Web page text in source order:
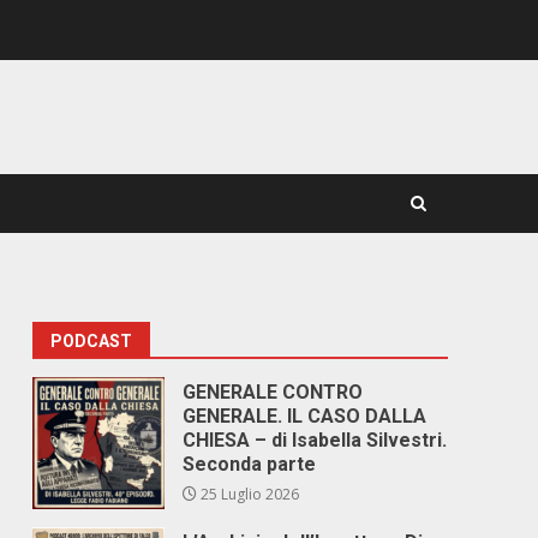
PODCAST
GENERALE CONTRO
GENERALE. IL CASO DALLA
CHIESA – di Isabella Silvestri.
Seconda parte
25 Luglio 2026